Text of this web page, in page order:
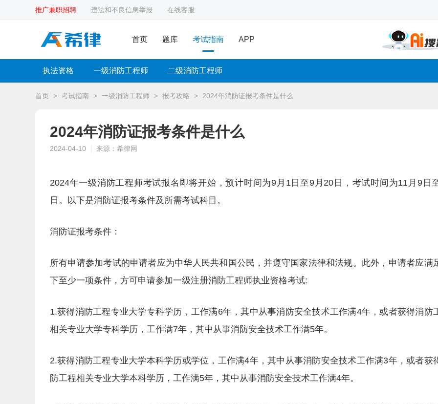
推广兼职招聘 违法和不良信息举报 在线客服
首页 题库 考试指南 APP
执法资格 一级消防工程师 二级消防工程师
首页 > 考试指南 > 一级消防工程师 > 报考攻略 > 2024年消防证报考条件是什么
2024年消防证报考条件是什么
2024-04-10 来源：希律网
2024年一级消防工程师考试报名即将开始，预计时间为9月1日至9月20日，考试时间为11月9日
日。以下是消防证报考条件及所需考试科目。
消防证报考条件：
所有申请参加考试的申请者应为中华人民共和国公民，并遵守国家法律和法规。此外，申请者应满
下至少一项条件，方可申请参加一级注册消防工程师执业资格考试:
1.获得消防工程专业大学专科学历，工作满6年，其中从事消防安全技术工作满4年，或者获得消防
相关专业大学专科学历，工作满7年，其中从事消防安全技术工作满5年。
2.获得消防工程专业大学本科学历或学位，工作满4年，其中从事消防安全技术工作满3年，或者获
防工程相关专业大学本科学历，工作满5年，其中从事消防安全技术工作满4年。